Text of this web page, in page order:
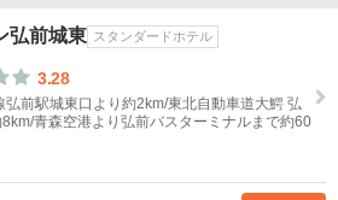
弘前城東 スタンダードホテル
3.28
弘前駅城東口より約2km/東北自動車道大鰐 弘
青森空港より弘前バスターミナルまで約60